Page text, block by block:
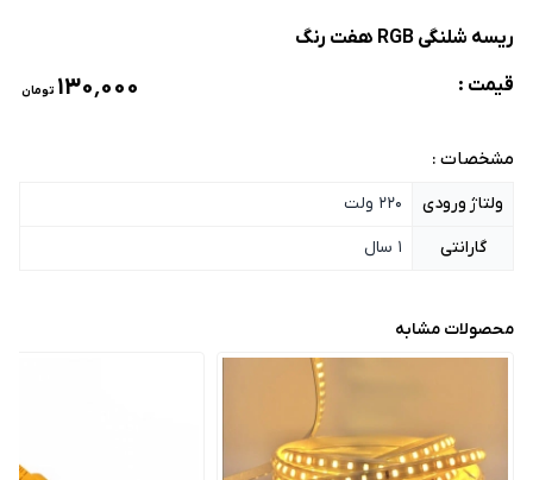
ریسه شلنگی RGB هفت رنگ
قیمت :
۱۳۰٬۰۰۰ تومان
مشخصات :
ولتاژ ورودی
220 ولت
گارانتی
1 سال
محصولات مشابه